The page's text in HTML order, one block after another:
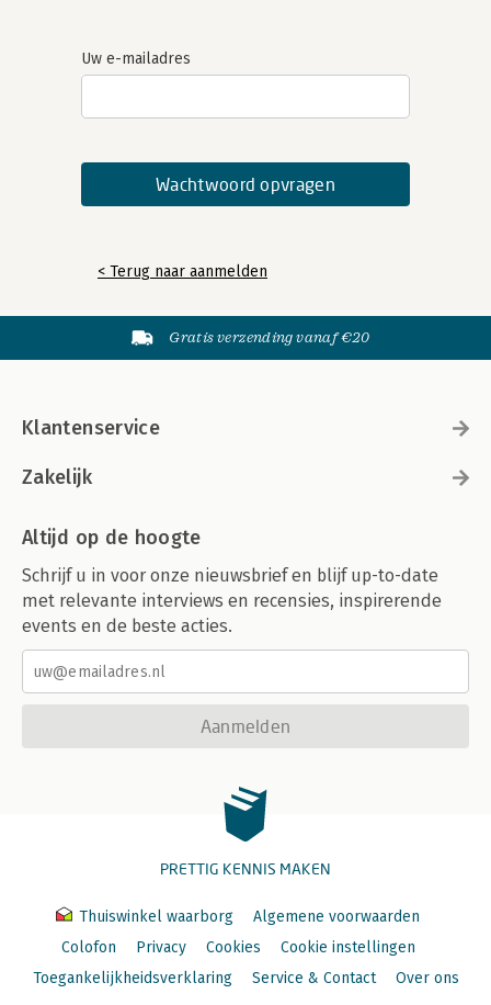
Uw e-mailadres
< Terug naar aanmelden
Gratis verzending vanaf €20
Klantenservice
Zakelijk
Altijd op de hoogte
Schrijf u in voor onze nieuwsbrief en blijf up-to-date
met relevante interviews en recensies, inspirerende
events en de beste acties.
Aanmelden
PRETTIG KENNIS MAKEN
Thuiswinkel waarborg
Algemene voorwaarden
Colofon
Privacy Cookies
Cookie instellingen
Toegankelijkheidsverklaring
Service & Contact Over ons